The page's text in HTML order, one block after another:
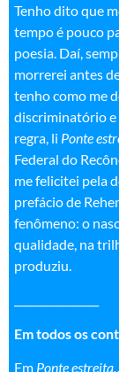
Tenho dito que
tempo é pouco
poesia. Daí,
morrerei antes
tenho como me
discriminatório e
regra, li Ponte
Federal do
me felicitei pela
prefácio de
fenômeno: o
qualidade, na
produziu.
Em todos os
Em Ponte